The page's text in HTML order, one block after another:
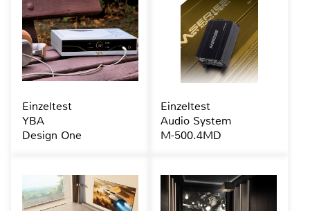
Einzeltest
YBA
Design One
Einzeltest
Audio System
M-500.4MD